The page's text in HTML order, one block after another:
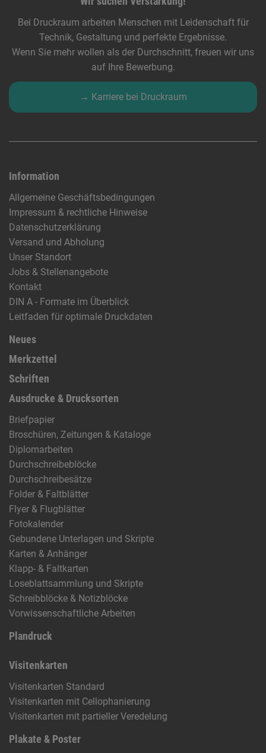
Bei Druckraum arbeiten Menschen mit Leidenschaft für
Technik, Gestaltung und perfekte Ergebnisse.
Wenn Sie mehr wollen als der Durchschnitt, freuen wir uns
auf Ihre Bewerbung.
→ Karriere bei Druckraum
Information
Allgemeine Geschäftsbedingungen
Impressum & rechtliche Hinweise
Datenschutzerklärung
Versand und Abholung
Unser Standort
Jobs & Stellenangebote
Kontakt
DIN A - Formate im Überblick
Leitfaden für optimale Druckdaten
Neues
Merkzettel
Schriften
Ausdrucke & Drucksorten
Briefpapier
Broschüren, Zeitungen & Kataloge
Diplomarbeiten
Durchschreibeblöcke
Durchschreibesätze
Folder & Faltblätter
Flyer & Flugblätter
Fotokalender
Gebundene Unterlagen und Skripte
Karten & Anhänger
Klapp- & Faltkarten
Loseblattsammlung und Skripte
Schreibblöcke & Notizblöcke
Vorwissenschaftliche Arbeiten
Plandruck
Visitenkarten
Visitenkarten Standard
Visitenkarten mit Cellophanierung
Visitenkarten mit partieller Veredelung
Plakate & Poster